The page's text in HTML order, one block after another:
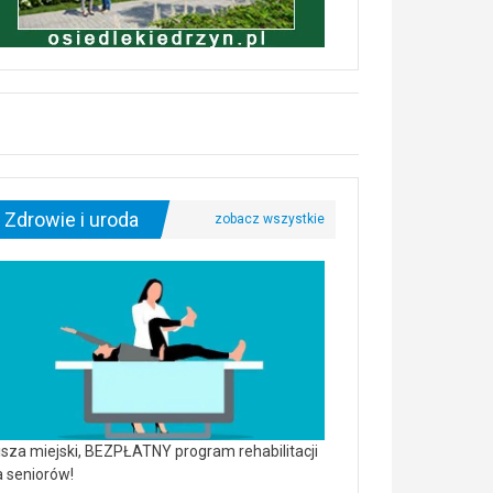
Zdrowie i uroda
miejski, BEZPŁATNY program rehabilitacji
seniorów!